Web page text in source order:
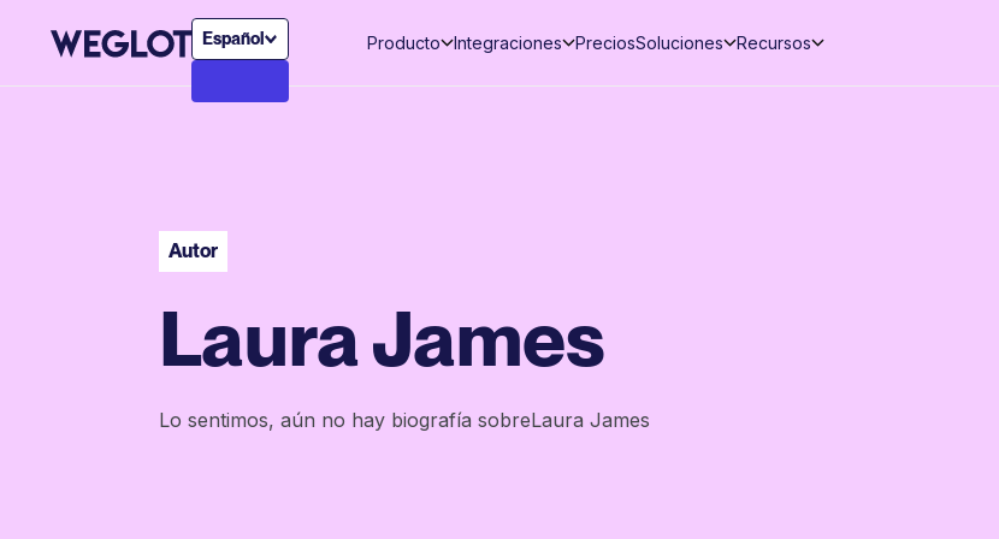
Español Producto Integraciones PreciosSoluciones Recursos
Autor
Laura James
Lo sentimos, aún no hay biografía sobreLaura James